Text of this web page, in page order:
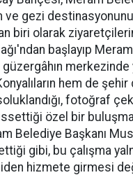
gezi
biri olarak
başlayıp
merkezinde
hem de şehir
fotoğraf
özel bir
Belediye Başkanı
gibi, bu çalışma
hizmete girmesi